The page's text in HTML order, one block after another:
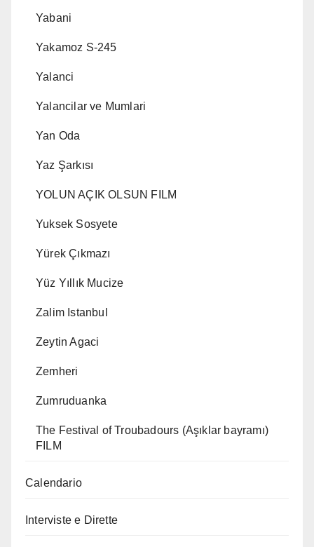
Yabani
Yakamoz S-245
Yalanci
Yalancilar ve Mumlari
Yan Oda
Yaz Şarkısı
YOLUN AÇIK OLSUN FILM
Yuksek Sosyete
Yürek Çıkmazı
Yüz Yıllık Mucize
Zalim Istanbul
Zeytin Agaci
Zemheri
Zumruduanka
The Festival of Troubadours (Aşıklar bayramı)
FILM
Calendario
Interviste e Dirette